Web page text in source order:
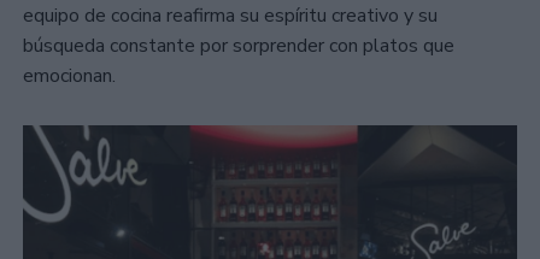
equipo de cocina reafirma su espíritu creativo y su
búsqueda constante por sorprender con platos que
emocionan.